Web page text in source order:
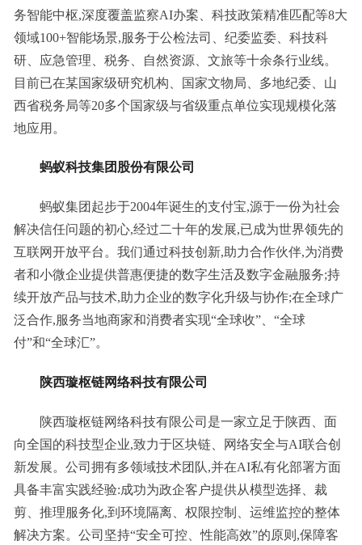
务智能中枢,深度覆盖监察AI办案、科技政策精准匹配等8大
领域100+智能场景,服务于公检法司、纪委监委、科技科
研、应急管理、税务、自然资源、文旅等十余条行业线。
目前已在某国家级研究机构、国家文物局、多地纪委、山
西省税务局等20多个国家级与省级重点单位实现规模化落
地应用。
蚂蚁科技集团股份有限公司
蚂蚁集团起步于2004年诞生的支付宝,源于一份为社会
解决信任问题的初心,经过二十年的发展,已成为世界领先的
互联网开放平台。我们通过科技创新,助力合作伙伴,为消费
者和小微企业提供普惠便捷的数字生活及数字金融服务;持
续开放产品与技术,助力企业的数字化升级与协作;在全球广
泛合作,服务当地商家和消费者实现“全球收”、“全球
付”和“全球汇”。
陕西璇枢链网络科技有限公司
陕西璇枢链网络科技有限公司是一家立足于陕西、面
向全国的科技型企业,致力于区块链、网络安全与AI联合创
新发展。公司拥有多领域技术团队,并在AI私有化部署方面
具备丰富实践经验:成功为政企客户提供从模型选择、裁
剪、推理服务化,到环境隔离、权限控制、运维监控的整体
解决方案。公司坚持“安全可控、性能高效”的原则,保障客